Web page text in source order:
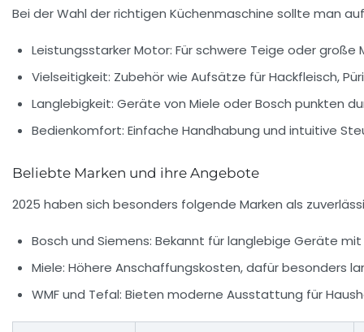
Bei der Wahl der richtigen Küchenmaschine sollte man
Leistungsstarker Motor: Für schwere Teige oder
Vielseitigkeit: Zubehör wie Aufsätze für Hackfleisch,
Langlebigkeit: Geräte von Miele oder Bosch punkten
Bedienkomfort: Einfache Handhabung und intuitive
Beliebte Marken und ihre Angebote
2025 haben sich besonders folgende Marken als
Bosch und Siemens: Bekannt für langlebige Geräte
Miele: Höhere Anschaffungskosten, dafür besonders
WMF und Tefal: Bieten moderne Ausstattung für